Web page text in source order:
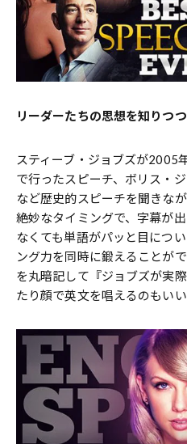
リーダーたちの思想を知りつ
スティーブ・ジョブズが2005
で行ったスピーチ、ボリス・
など歴史的スピーチを聞きな
絶妙なタイミングで、字幕が
なくても単語がパッと目につ
ング力を同時に鍛えることが
を丸暗記して『ジョブズが実
たり顔で英文を唱えるのもい